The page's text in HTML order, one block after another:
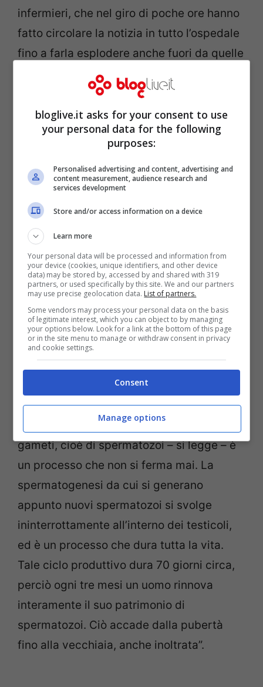
infermieri, che nel giro di poche ore hanno
fatto circolare la notizia in tutto l’ospedale
fino a farla esplodere anche fuori da quelle
quattro mura. Tutta Italia quindi, oltre ad
augurare il meglio al nuovo arrivato, si
starà ponendo una sola domanda: ma
come è possibile che un uomo di 93 anni
sia ancora fertile?
A rispondere al quesito ci ha pensato il
come effettivamente l’uomo, al contrario
della donna, possa essere potenzialmente
fertile per tutta la vita. “La produzione di
gameti, cioè di spermatozoi – si legge – è
un processo che non si ferma mai. La
spermatogenesi da cui si generano
appunto nuovi spermatozoi si svolge
ininterrottamente all’interno dei testicoli,
ed è un processo che dura tutta la vita.
Tale ciclo produttivo dura 70 giorni circa,
perciò ogni tre mesi un uomo rinnova
interamente il suo patrimonio di
spermatozoi. Ciò accade dalla pubertà
fino alla vecchiaia, anche inoltrata”.
bloglive.it asks for your consent to use
your personal data for the following
purposes:
Personalised advertising and content, advertising and
content measurement, audience research and
services development
Store and/or access information on a device
Learn more
Your personal data will be processed and information from
your device (cookies, unique identifiers, and other device
data) may be stored by, accessed by and shared with 319
partners, or used specifically by this site. We and our partners
may use precise geolocation data. List of partners.
Some vendors may process your personal data on the basis
of legitimate interest, which you can object to by managing
your options below. Look for a link at the bottom of this page
or in the site menu to manage or withdraw consent in privacy
and cookie settings.
Consent
Manage options